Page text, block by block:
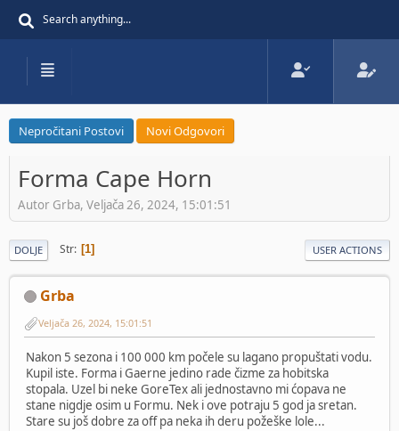
Nepročitani Postovi Novi Odgovori
Forma Cape Horn
Autor Grba, Veljača 26, 2024, 15:01:51
DOLJE Str 1 USER ACTIONS
Grba
Veljača 26, 2024, 15:01:51
Nakon 5 sezona i 100 000 km počele su lagano propuštati vodu.
Kupil iste. Forma i Gaerne jedino rade čizme za hobitska
stopala. Uzel bi neke GoreTex ali jednostavno mi ćopava ne
stane nigdje osim u Formu. Nek i ove potraju 5 god ja sretan.
Stare su još dobre za off pa neka ih deru požeške lole...